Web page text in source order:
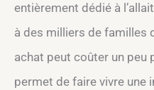
entièrement dédié à
à des milliers de familles
achat peut coûter un peu
permet de faire vivre une